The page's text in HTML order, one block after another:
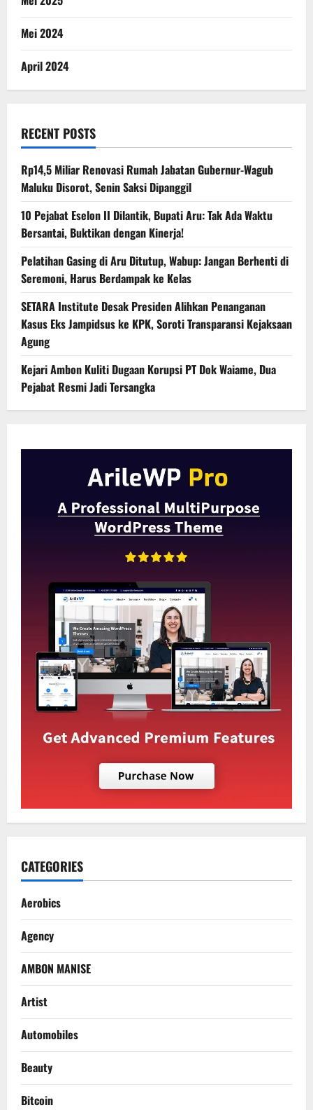
Mei 2024
April 2024
RECENT POSTS
Rp14,5 Miliar Renovasi Rumah Jabatan Gubernur-Wagub
Maluku Disorot, Senin Saksi Dipanggil
10 Pejabat Eselon II Dilantik, Bupati Aru: Tak Ada Waktu
Bersantai, Buktikan dengan Kinerja!
Pelatihan Gasing di Aru Ditutup, Wabup: Jangan Berhenti di
Seremoni, Harus Berdampak ke Kelas
SETARA Institute Desak Presiden Alihkan Penanganan
Kasus Eks Jampidsus ke KPK, Soroti Transparansi Kejaksaan
Agung
Kejari Ambon Kuliti Dugaan Korupsi PT Dok Waiame, Dua
Pejabat Resmi Jadi Tersangka
CATEGORIES
Aerobics
Agency
AMBON MANISE
Artist
Automobiles
Beauty
Bitcoin